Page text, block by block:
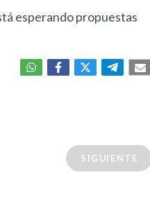
esperando propuestas
SIGUIENTE